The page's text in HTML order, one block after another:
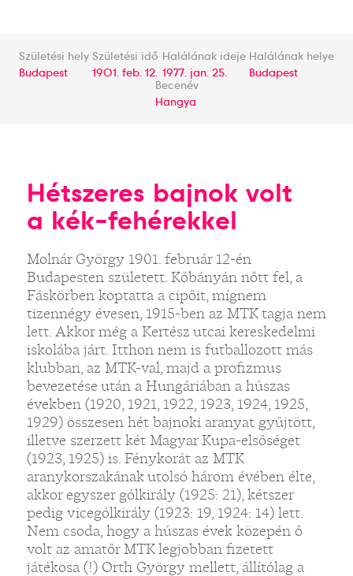
Születési hely
Budapest
Születési idő
1901. feb. 12.
Halálának ideje
1977. jan. 25.
Halálának helye
Budapest
Becenév
Hangya
Hétszeres bajnok volt
a kék-fehérekkel
Molnár György 1901. február 12-én
Budapesten született. Kőbányán nőtt fel, a
Fáskörben koptatta a cipőit, mígnem
tizennégy évesen, 1915-ben az MTK tagja nem
lett. Akkor még a Kertész utcai kereskedelmi
iskolába járt. Itthon nem is futballozott más
klubban, az MTK-val, majd a profizmus
bevezetése után a Hungáriában a húszas
években (1920, 1921, 1922, 1923, 1924, 1925,
1929) összesen hét bajnoki aranyat gyűjtött,
illetve szerzett két Magyar Kupa-elsőséget
(1923, 1925) is. Fénykorát az MTK
aranykorszakának utolsó három évében élte,
akkor egyszer gólkirály (1925: 21), kétszer
pedig vicególkirály (1923: 19, 1924: 14) lett.
Nem csoda, hogy a húszas évek közepén ő
volt az amatőr MTK legjobban fizetett
játékosa (!) Orth György mellett, állítólag a